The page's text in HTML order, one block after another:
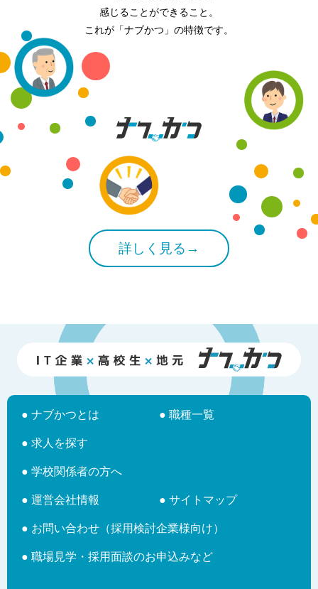
感じることができること。
これが「ナブかつ」の特徴です。
詳しく見る→
● ナブかつとは ● 職種一覧
● 求人を探す
● 学校関係者の方へ
● 運営会社情報 ● サイトマップ
● お問い合わせ（採用検討企業様向け）
● 職場見学・採用面談のお申込みなど